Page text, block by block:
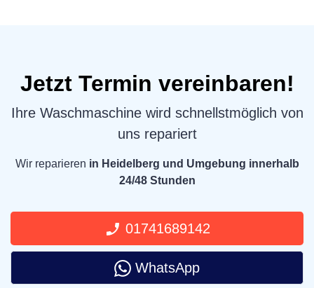
Jetzt Termin vereinbaren!
Ihre Waschmaschine wird schnellstmöglich von
uns repariert
Wir reparieren in Heidelberg und Umgebung innerhalb
24/48 Stunden
01741689142
WhatsApp